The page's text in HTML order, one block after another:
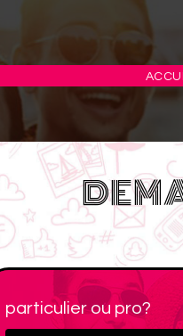
particulier ou pro?